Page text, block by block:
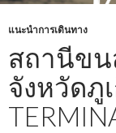
แนะนำการเดินทาง
สถานีขน
จังหวัดภู